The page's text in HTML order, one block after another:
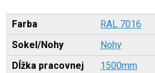
Farba
RAL 7016
Sokel/Nohy
Nohy
Dĺžka pracovnej
1500mm